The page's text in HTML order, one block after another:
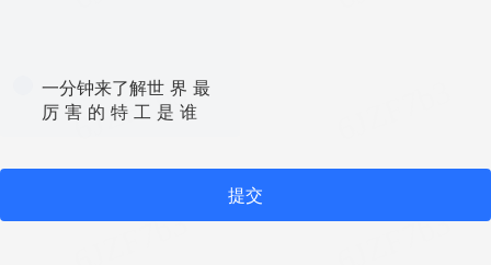
一分钟来了解世 界 最
厉 害 的 特 工 是 谁
提交